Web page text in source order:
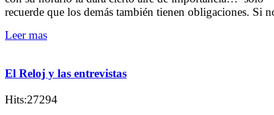
recuerde que los demás también tienen obligaciones. Si
Leer mas
El Reloj y las entrevistas
Hits:27294